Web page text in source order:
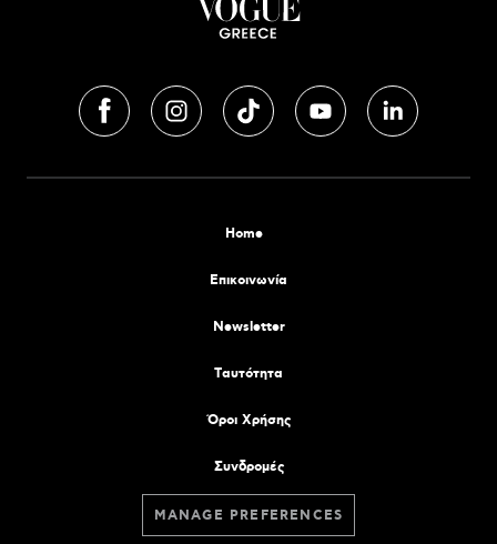
Home
Επικοινωνία
Newsletter
Tαυτότητα
Όροι Χρήσης
Συνδρομές
MANAGE PREFERENCES